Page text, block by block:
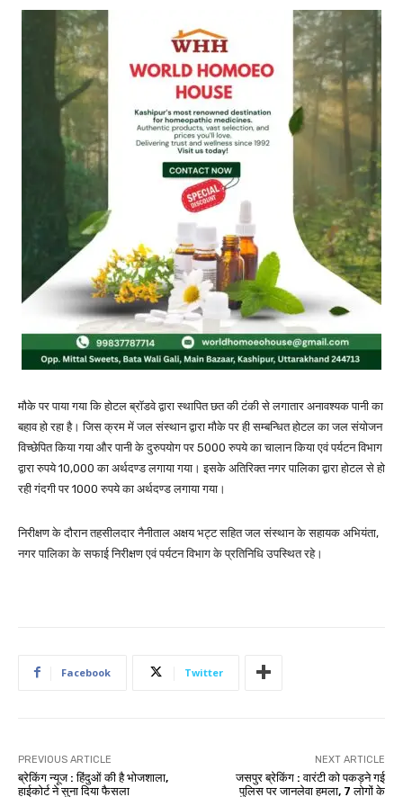
मौके पर पाया गया कि होटल ब्रॉडवे द्वारा स्थापित छत की टंकी से लगातार अनावश्यक पानी का
बहाव हो रहा है। जिस क्रम में जल संस्थान द्वारा मौके पर ही सम्बन्धित होटल का जल संयोजन
विच्छेपित किया गया और पानी के दुरुपयोग पर 5000 रुपये का चालान किया एवं पर्यटन विभाग
द्वारा रुपये 10,000 का अर्थदण्ड लगाया गया। इसके अतिरिक्त नगर पालिका द्वारा होटल से हो
रही गंदगी पर 1000 रुपये का अर्थदण्ड लगाया गया।
निरीक्षण के दौरान तहसीलदार नैनीताल अक्षय भट्ट सहित जल संस्थान के सहायक अभियंता,
नगर पालिका के सफाई निरीक्षण एवं पर्यटन विभाग के प्रतिनिधि उपस्थित रहे।
Facebook Twitter
PREVIOUS ARTICLE
ब्रेकिंग न्यूज : हिंदुओं की है भोजशाला,
हाईकोर्ट ने सुना दिया फैसला
NEXT ARTICLE
जसपुर ब्रेकिंग : वारंटी को पकड़ने गई
पुलिस पर जानलेवा हमला, 7 लोगों के